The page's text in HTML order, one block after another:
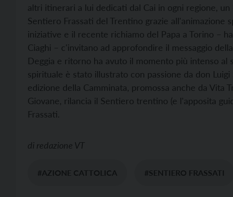
altri itinerari a lui dedicati dal Cai in ogni regione,
Sentiero Frassati del Trentino grazie all'animazione
iniziative e il recente richiamo del Papa a Torino –
Ciaghi – c'invitano ad approfondire il messaggio
Deggia e ritorno ha avuto il momento più intenso al
spirituale è stato illustrato con passione da don
edizione della Camminata, promossa anche da Vita
Giovane, rilancia il Sentiero trentino (e l'apposita
Frassati.
di redazione VT
#AZIONE CATTOLICA #SENTIERO FRASSATI